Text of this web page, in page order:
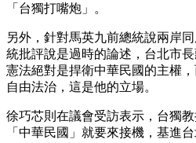
「台獨打嘴炮」。
另外，針對馬英九前總統說兩岸
統批評說是過時的論述，台北市
憲法絕對是捍衛中華民國的主權
自由法治，這是他的立場。
徐巧芯則在議會受訪表示，台獨
「中華民國」就要來接機，基進